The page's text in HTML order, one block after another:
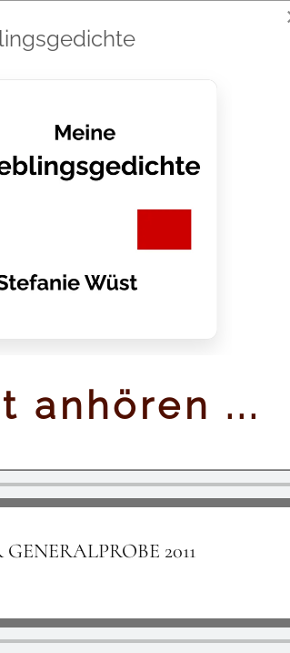
2011
anhören ...